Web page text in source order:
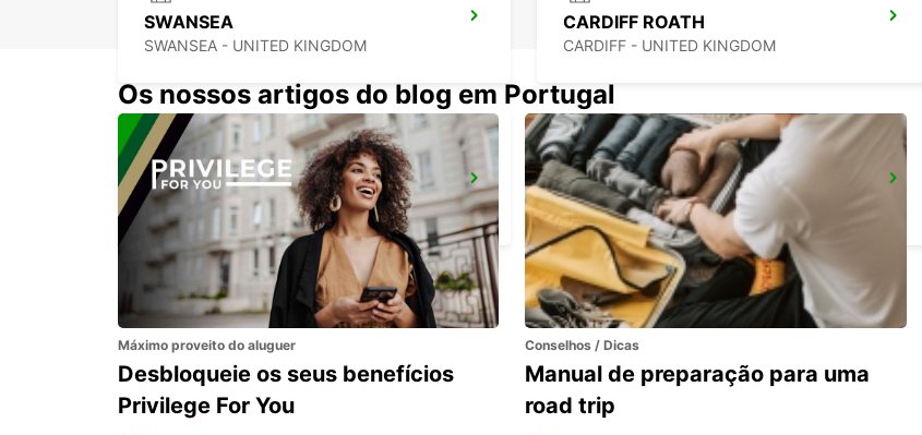
SWANSEA
SWANSEA - UNITED KINGDOM
CARDIFF ROATH
CARDIFF - UNITED KINGDOM
TREDEGAR
TREDEGAR - UNITED KINGDOM
BRISTOL SUL
BRISTOL - UNITED KINGDOM
Os nossos artigos do blog em Portugal
Máximo proveito do aluguer
Desbloqueie os seus benefícios
Privilege For You
Conselhos / Dicas
Manual de preparação para uma
road trip